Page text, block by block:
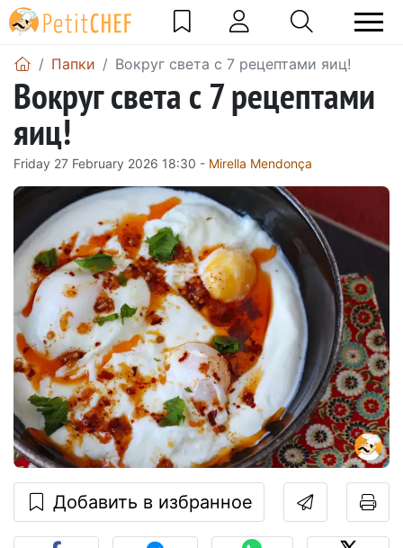
Папки Вокруг света с 7 рецептами яиц!
Вокруг света с 7 рецептами
яиц!
Friday 27 February 2026 18:30 - Mirella Mendonça
Добавить в избранное